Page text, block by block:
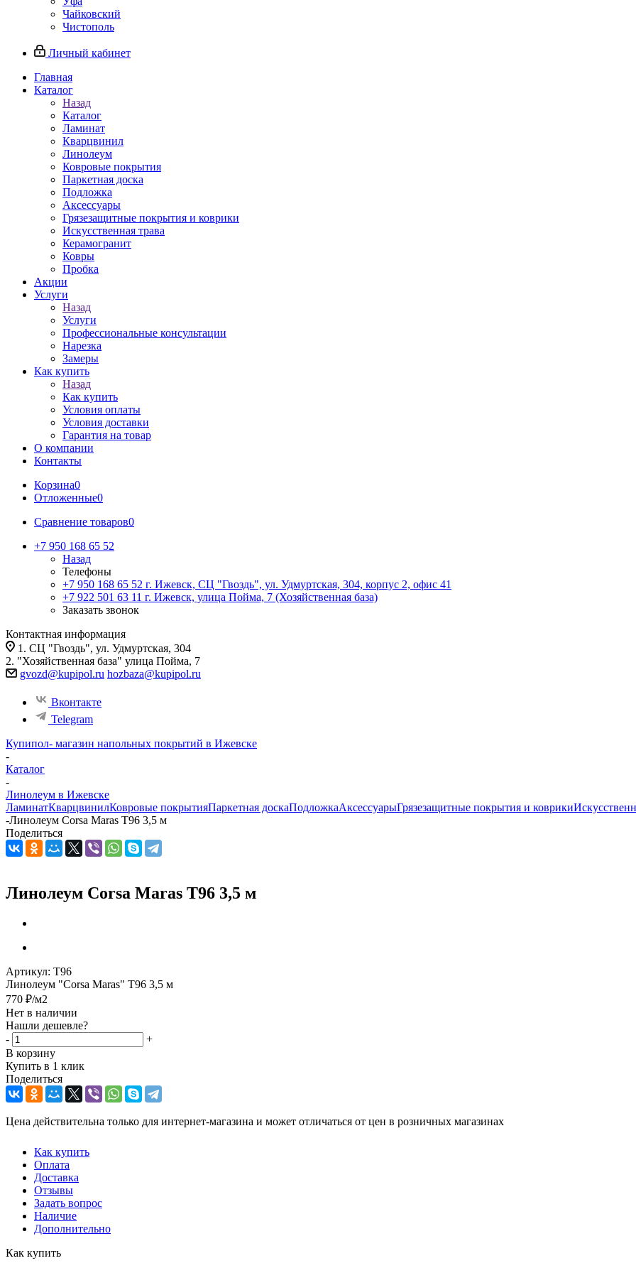
Чайковский
Чистополь
Личный кабинет
Главная
Каталог
Назад
Каталог
Ламинат
Кварцвинил
Линолеум
Ковровые покрытия
Паркетная доска
Подложка
Аксессуары
Грязезащитные покрытия и коврики
Искусственная трава
Керамогранит
Ковры
Пробка
Акции
Услуги
Назад
Услуги
Профессиональные консультации
Нарезка
Замеры
Как купить
Назад
Как купить
Условия оплаты
Условия доставки
Гарантия на товар
О компании
Контакты
Корзина0
Отложенные0
Сравнение товаров0
+7 950 168 65 52
Назад
Телефоны
+7 950 168 65 52 г. Ижевск, СЦ "Гвоздь", ул. Удмуртская, 304, корпус 2, офис 41
+7 922 501 63 11 г. Ижевск, улица Пойма, 7 (Хозяйственная база)
Заказать звонок
Контактная информация
1. СЦ "Гвоздь", ул. Удмуртская, 304
2. "Хозяйственная база" улица Пойма, 7
gvozd@kupipol.ru hozbaza@kupipol.ru
Вконтакте
Telegram
Купипол- магазин напольных покрытий в Ижевске
-
Каталог
-
Линолеум в Ижевске
ЛаминатКварцвинилКовровые покрытияПаркетная доскаПодложкаАксессуарыГрязезащитные покрытия и коврики
-Линолеум Corsa Maras T96 3,5 м
Поделиться
Линолеум Corsa Maras T96 3,5 м
Артикул: T96
Линолеум "Corsa Maras" T96 3,5 м
770 ₽/м2
Нет в наличии
Нашли дешевле?
-
+
В корзину
Купить в 1 клик
Поделиться
Цена действительна только для интернет-магазина и может отличаться от цен в розничных магазинах
Как купить
Оплата
Доставка
Отзывы
Задать вопрос
Наличие
Дополнительно
Как купить